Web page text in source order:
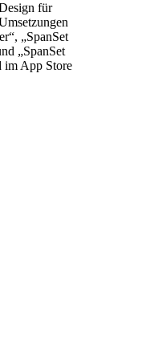
für
„SpanSet
„SpanSet
im App Store